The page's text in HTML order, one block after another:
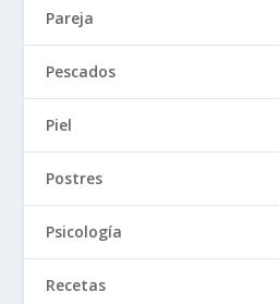
Pareja
Pescados
Piel
Postres
Psicología
Recetas